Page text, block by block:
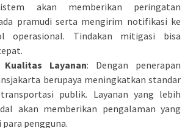
akan memberikan peringatan
pramudi serta mengirim notifikasi ke
operasional. Tindakan mitigasi bisa
Kualitas Layanan: Dengan penerapan
berupaya meningkatkan standar
publik. Layanan yang lebih
akan memberikan pengalaman yang
pengguna.